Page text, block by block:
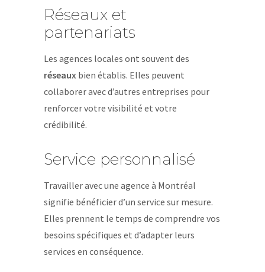
Réseaux et
partenariats
Les agences locales ont souvent des
réseaux bien établis. Elles peuvent
collaborer avec d’autres entreprises pour
renforcer votre visibilité et votre
crédibilité.
Service personnalisé
Travailler avec une agence à Montréal
signifie bénéficier d’un service sur mesure.
Elles prennent le temps de comprendre vos
besoins spécifiques et d’adapter leurs
services en conséquence.